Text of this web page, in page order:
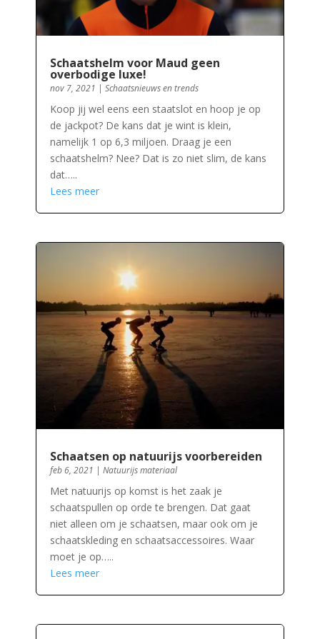
Schaatshelm voor Maud geen
overbodige luxe!
nov 7, 2021 | Schaatsnieuws en trends
Koop jij wel eens een staatslot en hoop je op
de jackpot? De kans dat je wint is klein,
namelijk 1 op 6,3 miljoen. Draag je een
schaatshelm? Nee? Dat is zo niet slim, de kans
dat…..
Lees meer
Schaatsen op natuurijs voorbereiden
feb 6, 2021 | Natuurijs materiaal
Met natuurijs op komst is het zaak je
schaatspullen op orde te brengen. Dat gaat
niet alleen om je schaatsen, maar ook om je
schaatskleding en schaatsaccessoires. Waar
moet je op…..
Lees meer